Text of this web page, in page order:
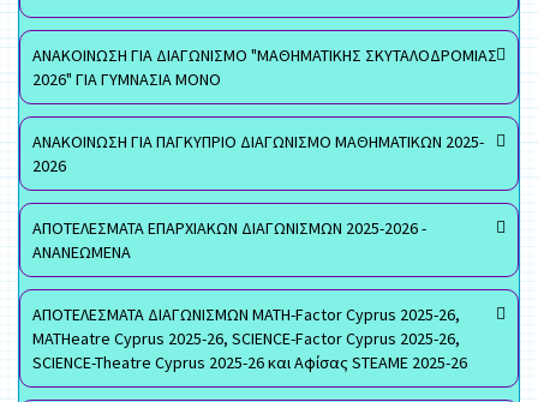
ΑΝΑΚΟΙΝΩΣΗ ΓΙΑ ΔΙΑΓΩΝΙΣΜΟ "ΜΑΘΗΜΑΤΙΚΗΣ ΣΚΥΤΑΛΟΔΡΟΜΙΑΣ
2026" ΓΙΑ ΓΥΜΝΑΣΙΑ ΜΟΝΟ
ΑΝΑΚΟΙΝΩΣΗ ΓΙΑ ΠΑΓΚΥΠΡΙΟ ΔΙΑΓΩΝΙΣΜΟ ΜΑΘΗΜΑΤΙΚΩΝ 2025-
2026
ΑΠΟΤΕΛΕΣΜΑΤΑ ΕΠΑΡΧΙΑΚΩΝ ΔΙΑΓΩΝΙΣΜΩΝ 2025-2026 -
ΑΝΑΝΕΩΜΕΝΑ
ΑΠΟΤΕΛΕΣΜΑΤΑ ΔΙΑΓΩΝΙΣΜΩΝ MATH-Factor Cyprus 2025-26,
MATHeatre Cyprus 2025-26, SCIENCE-Factor Cyprus 2025-26,
SCIENCE-Theatre Cyprus 2025-26 και Αφίσας STEAME 2025-26